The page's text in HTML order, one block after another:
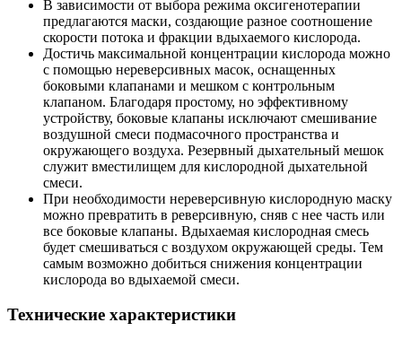
В зависимости от выбора режима оксигенотерапии
предлагаются маски, создающие разное соотношение
скорости потока и фракции вдыхаемого кислорода.
Достичь максимальной концентрации кислорода можно
с помощью нереверсивных масок, оснащенных
боковыми клапанами и мешком с контрольным
клапаном. Благодаря простому, но эффективному
устройству, боковые клапаны исключают смешивание
воздушной смеси подмасочного пространства и
окружающего воздуха. Резервный дыхательный мешок
служит вместилищем для кислородной дыхательной
смеси.
При необходимости нереверсивную кислородную маску
можно превратить в реверсивную, сняв с нее часть или
все боковые клапаны. Вдыхаемая кислородная смесь
будет смешиваться с воздухом окружающей среды. Тем
самым возможно добиться снижения концентрации
кислорода во вдыхаемой смеси.
Технические характеристики